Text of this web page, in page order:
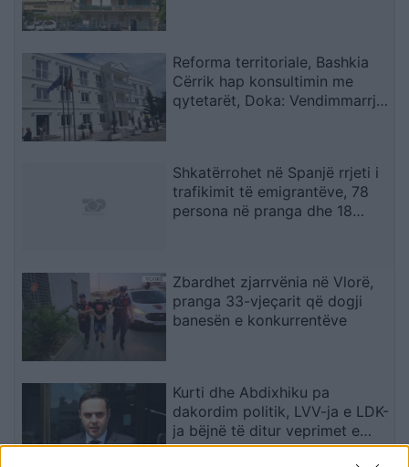
Reforma territoriale, Bashkia
Cërrik hap konsultimin me
qytetarët, Doka: Vendimmarrja
Shkatërrohet në Spanjë rrjeti i
trafikimit të emigrantëve, 78
persona në pranga dhe 18
Zbardhet zjarrvënia në Vlorë,
pranga 33-vjeçarit që dogji
banesën e konkurrentëve
Kurti dhe Abdixhiku pa
dakordim politik, LVV-ja e LDK-
ja bëjnë të ditur veprimet e
radhës